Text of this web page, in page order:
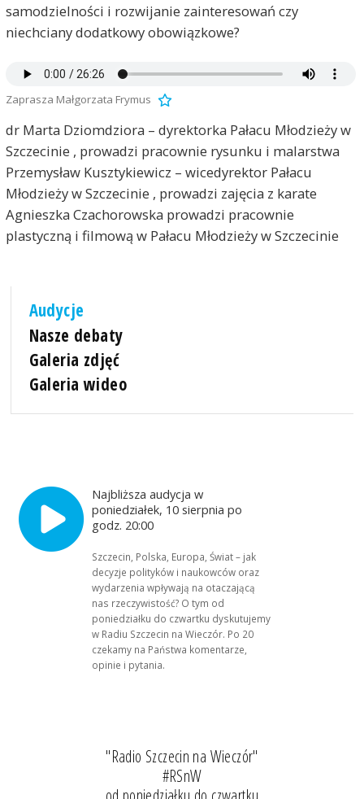
samodzielności i rozwijanie zainteresowań czy
niechciany dodatkowy obowiązkowe?
Zaprasza Małgorzata Frymus
dr Marta Dziomdziora – dyrektorka Pałacu Młodzieży w
Szczecinie , prowadzi pracownie rysunku i malarstwa
Przemysław Kusztykiewicz – wicedyrektor Pałacu
Młodzieży w Szczecinie , prowadzi zajęcia z karate
Agnieszka Czachorowska prowadzi pracownie
plastyczną i filmową w Pałacu Młodzieży w Szczecinie
Audycje
Nasze debaty
Galeria zdjęć
Galeria wideo
Najbliższa audycja w
poniedziałek, 10 sierpnia po
godz. 20:00
Szczecin, Polska, Europa, Świat – jak
decyzje polityków i naukowców oraz
wydarzenia wpływają na otaczającą
nas rzeczywistość? O tym od
poniedziałku do czwartku dyskutujemy
w Radiu Szczecin na Wieczór. Po 20
czekamy na Państwa komentarze,
opinie i pytania.
"Radio Szczecin na Wieczór"
#RSnW